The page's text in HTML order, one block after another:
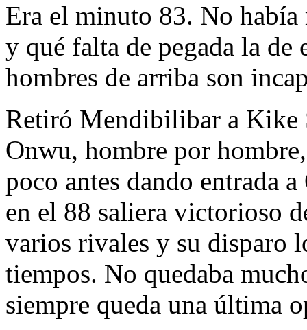
Era el minuto 83. No había
y qué falta de pegada la de
hombres de arriba son
Retiró Mendibilibar a Kike
Onwu, hombre por
poco antes dando entrada
en el 88 saliera victorioso
varios rivales y su disparo
tiempos. No quedaba
siempre queda una última